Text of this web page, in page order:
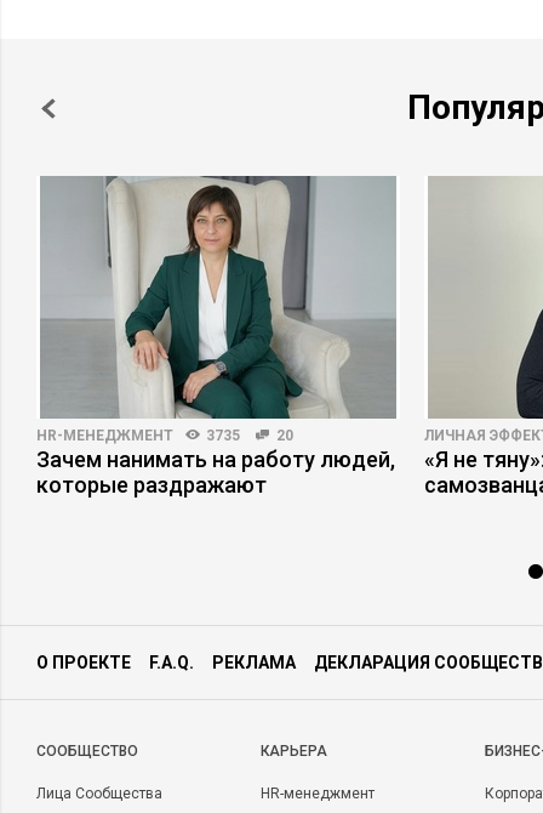
HR-МЕНЕДЖМЕНТ 3735 20
Зачем нанимать на работу людей,
которые раздражают
ЛИЧНАЯ
«Я не
О ПРОЕКТЕ F.A.Q. РЕКЛАМА ДЕКЛАРАЦИЯ
CООБЩЕСТВО
Лица Сообщества
КАРЬЕРА
HR-менеджмент